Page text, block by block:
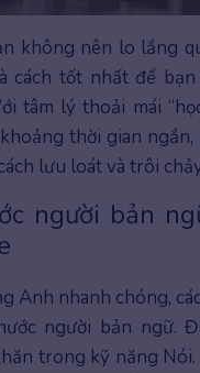
không nên lo lắng
cách tốt nhất để
tâm lý thoải mái
thời gian
lưu loát và trôi
người bản
Anh nhanh chóng,
người bản ngữ.
trong kỹ năng